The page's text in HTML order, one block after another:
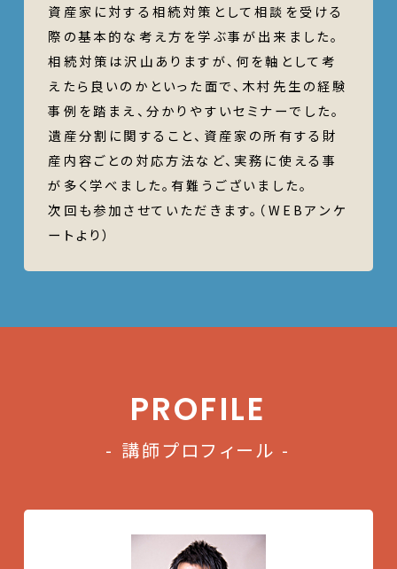
資産家に対する相続対策として相談を受ける
際の基本的な考え方を学ぶ事が出来ました。
相続対策は沢山ありますが、何を軸として考
えたら良いのかといった面で、木村先生の経験
事例を踏まえ、分かりやすいセミナーでした。
遺産分割に関すること、資産家の所有する財
産内容ごとの対応方法など、実務に使える事
が多く学べました。有難うございました。
次回も参加させていただきます。（WEBアンケ
ートより）
PROFILE
- 講師プロフィール -